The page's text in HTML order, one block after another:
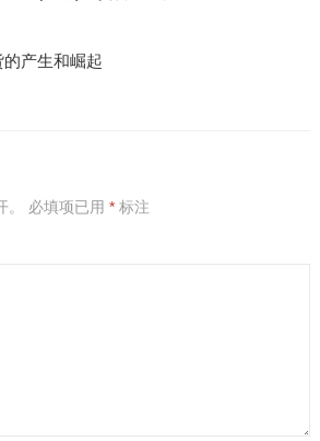
产生和崛起
必填项已用 *标注